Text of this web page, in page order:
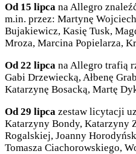
Od 15 lipca na Allegro
m.in. przez: Martynę
Bujakiewicz, Kasię Tusk,
Mroza, Marcina Popielarza,
Od 22 lipca na Allegro trafią
Gabi Drzewiecką, Ałbenę
Katarzynę Bosacką, Martę
Od 29 lipca zestaw licytacji
Katarzyny Bondy, Katarzyny
Rogalskiej, Joanny
Tomasza Ciachorowskiego,